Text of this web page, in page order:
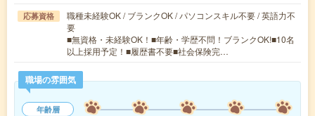
応募資格
職種未経験OK / ブランクOK / パソコンスキル不要 / 英語力不
要
■無資格・未経験OK！■年齢・学歴不問！ブランクOK!■10名
以上採用予定！■履歴書不要■社会保険完…
職場の雰囲気
年齢層